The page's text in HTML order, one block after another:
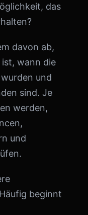
das
davon ab,
wann die
und
sind. Je
werden,
und
beginnt